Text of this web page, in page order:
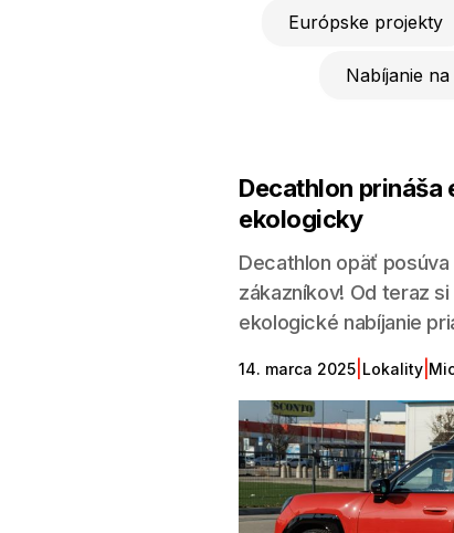
Európske projekty
Nabíjanie
Decathlon
ekologicky
Decathlon opäť
zákazníkov! Od teraz
ekologické nabíjanie
14. marca 2025 Lokality|